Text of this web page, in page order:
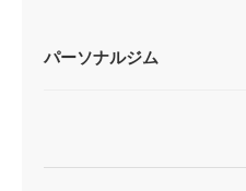
パーソナルジム